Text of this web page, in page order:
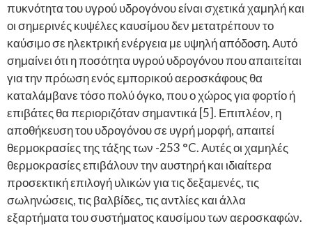
πυκνότητα του υγρού υδρογόνου είναι σχετικά χαμηλή και
οι σημερινές κυψέλες καυσίμου δεν μετατρέπουν το
καύσιμο σε ηλεκτρική ενέργεια με υψηλή απόδοση. Αυτό
σημαίνει ότι η ποσότητα υγρού υδρογόνου που απαιτείται
για την πρόωση ενός εμπορικού αεροσκάφους θα
καταλάμβανε τόσο πολύ όγκο, που ο χώρος για φορτίο ή
επιβάτες θα περιοριζόταν σημαντικά [5]. Επιπλέον, η
αποθήκευση του υδρογόνου σε υγρή μορφή, απαιτεί
θερμοκρασίες της τάξης των -253 °C. Αυτές οι χαμηλές
θερμοκρασίες επιβάλουν την αυστηρή και ιδιαίτερα
προσεκτική επιλογή υλικών για τις δεξαμενές, τις
σωληνώσεις, τις βαλβίδες, τις αντλίες και άλλα
εξαρτήματα του συστήματος καυσίμου των αεροσκαφών.